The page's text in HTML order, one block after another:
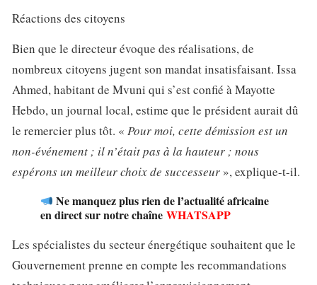
Réactions des citoyens
Bien que le directeur évoque des réalisations, de
nombreux citoyens jugent son mandat insatisfaisant. Issa
Ahmed, habitant de Mvuni qui s’est confié à Mayotte
Hebdo, un journal local, estime que le président aurait dû
le remercier plus tôt. « Pour moi, cette démission est un
non-événement ; il n’était pas à la hauteur ; nous
espérons un meilleur choix de successeur », explique-t-il.
Ne manquez plus rien de l’actualité africaine
en direct sur notre chaîne WHATSAPP
Les spécialistes du secteur énergétique souhaitent que le
Gouvernement prenne en compte les recommandations